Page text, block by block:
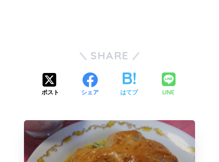
SHARE
ポスト シェア はてブ LINE